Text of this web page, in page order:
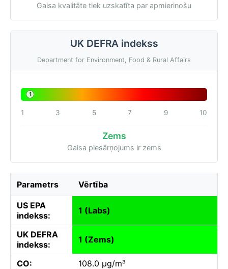
Gaisa kvalitāte tiek uzskatīta par apmierinošu
UK DEFRA indekss
Department for Environment, Food & Rural Affairs
1
1 3 5 7 9 10
Zems
Gaisa piesārņojums ir zems
Parametrs Vērtība
US EPA
indekss:
1 (Labs)
UK DEFRA
indekss:
1 (Zems)
CO:
108.0 µg/m³